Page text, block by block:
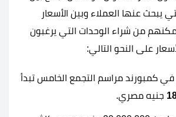
يبحث عنها العملاء وبين الأسعار
من شراء الوحدات التي يرغبون
على النحو التالي:
في كمبورند مراسم التجمع الخامس تبدأ
جنيه مصري.